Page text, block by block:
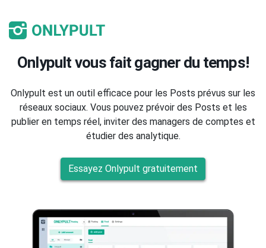
Onlypult vous fait gagner du temps!
Onlypult est un outil efficace pour les Posts prévus sur les
réseaux sociaux. Vous pouvez prévoir des Posts et les
publier en temps réel, inviter des managers de comptes et
étudier des analytique.
Essayez Onlypult gratuitement